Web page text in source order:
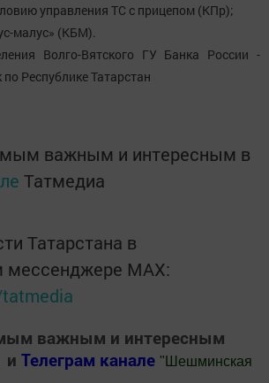
управления ТС с прицепом (КПр);
малус» (КБМ).
Волго-Вятского ГУ Банка России -
Республике Татарстан
важным и интересным в
Татмедиа
Татарстана в
мессенджере MАХ:
важным и интересным
и Телеграм канале " Шешминская